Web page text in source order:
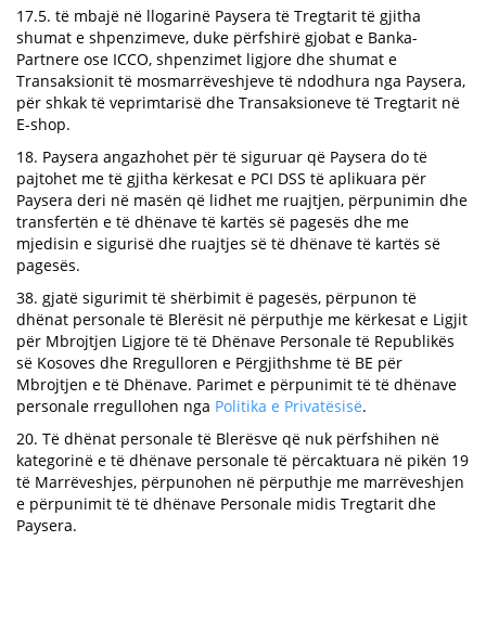
17.5. të mbajë në llogarinë Paysera të Tregtarit të gjitha
shumat e shpenzimeve, duke përfshirë gjobat e Banka-
Partnere ose ICCO, shpenzimet ligjore dhe shumat e
Transaksionit të mosmarrëveshjeve të ndodhura nga Paysera,
për shkak të veprimtarisë dhe Transaksioneve të Tregtarit në
E-shop.
18. Paysera angazhohet për të siguruar që Paysera do të
pajtohet me të gjitha kërkesat e PCI DSS të aplikuara për
Paysera deri në masën që lidhet me ruajtjen, përpunimin dhe
transfertën e të dhënave të kartës së pagesës dhe me
mjedisin e sigurisë dhe ruajtjes së të dhënave të kartës së
pagesës.
38. gjatë sigurimit të shërbimit ë pagesës, përpunon të
dhënat personale të Blerësit në përputhje me kërkesat e Ligjit
për Mbrojtjen Ligjore të të Dhënave Personale të Republikës
së Kosoves dhe Rregulloren e Përgjithshme të BE për
Mbrojtjen e të Dhënave. Parimet e përpunimit të të dhënave
personale rregullohen nga Politika e Privatësisë.
20. Të dhënat personale të Blerësve që nuk përfshihen në
kategorinë e të dhënave personale të përcaktuara në pikën 19
të Marrëveshjes, përpunohen në përputhje me marrëveshjen
e përpunimit të të dhënave Personale midis Tregtarit dhe
Paysera.